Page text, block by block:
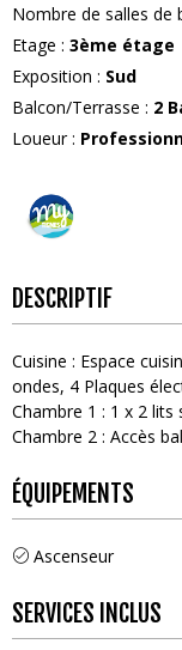
Nombre de salles de
Etage : 3ème étage
Exposition : Sud
Balcon/Terrasse : 2
Loueur:
DESCRIPTIF
Cuisine : Espace
ondes 4 Plaques
Chambre 1 : 1 x 2 lits
Chambre 2 : Accès
ÉQUIPEMENTS
Ascenseur
SERVICES INCLUS